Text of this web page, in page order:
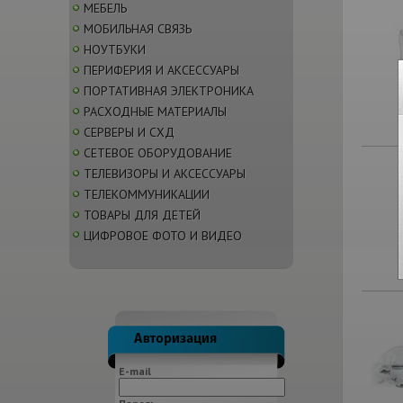
МЕБЕЛЬ
МОБИЛЬНАЯ СВЯЗЬ
НОУТБУКИ
ПЕРИФЕРИЯ И АКСЕССУАРЫ
ПОРТАТИВНАЯ ЭЛЕКТРОНИКА
РАСХОДНЫЕ МАТЕРИАЛЫ
СЕРВЕРЫ И СХД
СЕТЕВОЕ ОБОРУДОВАНИЕ
ТЕЛЕВИЗОРЫ И АКСЕССУАРЫ
ТЕЛЕКОММУНИКАЦИИ
ТОВАРЫ ДЛЯ ДЕТЕЙ
ЦИФРОВОЕ ФОТО И ВИДЕО
E-mail